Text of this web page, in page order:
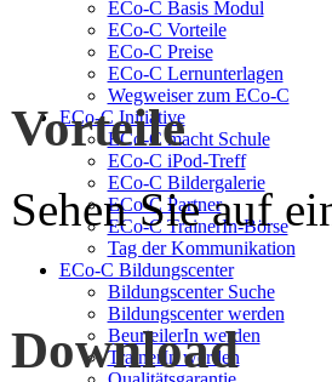
ECo-C Basis Modul
ECo-C Vorteile
ECo-C Preise
ECo-C Lernunterlagen
Wegweiser zum ECo-C
ECo-C Initiative
ECo-C macht Schule
ECo-C iPod-Treff
ECo-C Bildergalerie
ECo-C Partner
ECo-C TrainerIn-Börse
Tag der Kommunikation
ECo-C Bildungscenter
Bildungscenter Suche
Bildungscenter werden
BeurteilerIn werden
TrainerIn werden
Vorteile
Sehen Sie auf
Download